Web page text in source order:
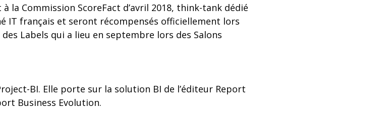
la Commission ScoreFact d’avril 2018, think-tank dédié
IT français et seront récompensés officiellement lors
Labels qui a lieu en septembre lors des Salons
BI. Elle porte sur la solution BI de l’éditeur Report
Business Evolution.